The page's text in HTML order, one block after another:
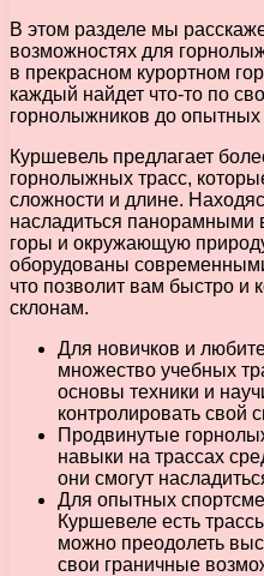
В этом разделе мы
возможностях для
в прекрасном курортном
каждый найдет что-то по
горнолыжников до
Куршевель предлагает
горнолыжных трасс,
сложности и длине.
насладиться панорамными
горы и окружающую
оборудованы
что позволит вам быстро и
склонам.
Для новичков и
множество учебных
основы техники и
контролировать свой
Продвинутые
навыки на трассах
они смогут
Для опытных
Куршевеле есть
можно преодолеть
свои граничные